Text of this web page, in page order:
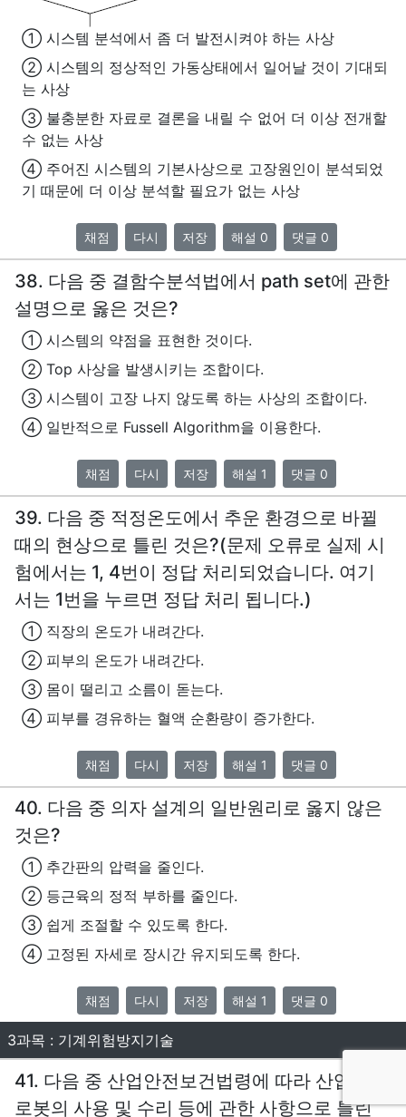
① 시스템 분석에서 좀 더 발전시켜야 하는 사상
② 시스템의 정상적인 가동상태에서 일어날 것이 기대되
는 사상
③ 불충분한 자료로 결론을 내릴 수 없어 더 이상 전개할
수 없는 사상
④ 주어진 시스템의 기본사상으로 고장원인이 분석되었
기 때문에 더 이상 분석할 필요가 없는 사상
채점 다시 저장 해설 0 댓글 0
38. 다음 중 결함수분석법에서 path set에 관한
설명으로 옳은 것은?
① 시스템의 약점을 표현한 것이다.
② Top 사상을 발생시키는 조합이다.
③ 시스템이 고장 나지 않도록 하는 사상의 조합이다.
④ 일반적으로 Fussell Algorithm을 이용한다.
채점 다시 저장 해설 1 댓글 0
39. 다음 중 적정온도에서 추운 환경으로 바뀔
때의 현상으로 틀린 것은?(문제 오류로 실제 시
험에서는 1, 4번이 정답 처리되었습니다. 여기
서는 1번을 누르면 정답 처리 됩니다.)
① 직장의 온도가 내려간다.
② 피부의 온도가 내려간다.
③ 몸이 떨리고 소름이 돋는다.
④ 피부를 경유하는 혈액 순환량이 증가한다.
채점 다시 저장 해설 1 댓글 0
40. 다음 중 의자 설계의 일반원리로 옳지 않은
것은?
① 추간판의 압력을 줄인다.
② 등근육의 정적 부하를 줄인다.
③ 쉽게 조절할 수 있도록 한다.
④ 고정된 자세로 장시간 유지되도록 한다.
채점 다시 저장 해설 1 댓글 0
3과목 : 기계위험방지기술
41. 다음 중 산업안전보건법령에 따라 산업용
로봇의 사용 및 수리 등에 관한 사항으로 틀린